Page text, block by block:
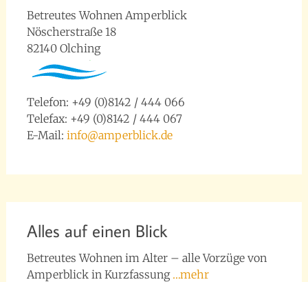
Betreutes Wohnen Amperblick
Nöscherstraße 18
82140 Olching
Telefon: +49 (0)8142 / 444 066
Telefax: +49 (0)8142 / 444 067
E-Mail: info@amperblick.de
Alles auf einen Blick
Betreutes Wohnen im Alter – alle Vorzüge von
Amperblick in Kurzfassung …mehr